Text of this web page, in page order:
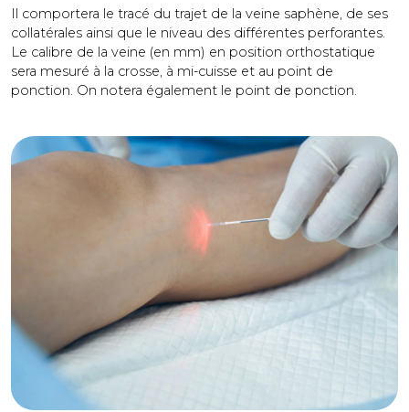
Il comportera le tracé du trajet de la veine saphène, de ses
collatérales ainsi que le niveau des différentes perforantes.
Le calibre de la veine (en mm) en position orthostatique
sera mesuré à la crosse, à mi-cuisse et au point de
ponction. On notera également le point de ponction.